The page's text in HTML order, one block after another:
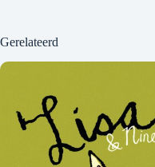
Gerelateerd